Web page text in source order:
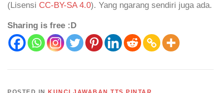
(Lisensi CC-BY-SA 4.0). Yang ngarang sendiri juga ada.
Sharing is free :D